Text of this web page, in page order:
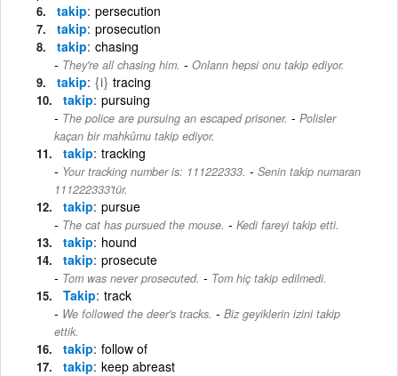
takip persecution
takip prosecution
takip chasing
They're all chasing him. - Onların hepsi onu takip ediyor.
takip {i} tracing
takip pursuing
The police are pursuing an escaped prisoner. - Polisler
kaçan bir mahkûmu takip ediyor.
takip tracking
Your tracking number is: 111222333. - Senin takip numaran
111222333'tür.
takip pursue
The cat has pursued the mouse. - Kedi fareyi takip etti.
takip hound
takip prosecute
Tom was never prosecuted. - Tom hiç takip edilmedi.
Takip track
We followed the deer's tracks. - Biz geyiklerin izini takip
ettik.
takip follow of
takip keep abreast